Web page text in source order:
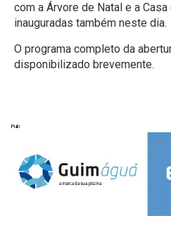
com a Árvore de Natal e a
inauguradas também neste dia.
O programa completo da
disponibilizado brevemente.
Pub